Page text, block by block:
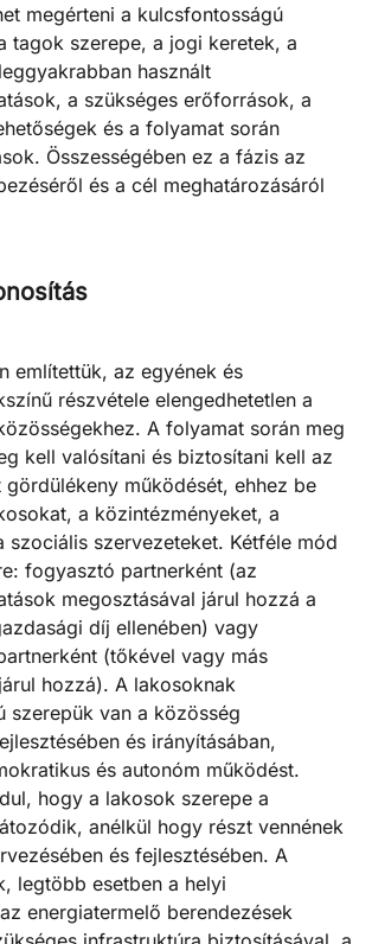
megérteni a kulcsfontosságú
tagok szerepe, a jogi keretek, a
használt
a szükséges erőforrások, a
és a folyamat során
Összességében ez a fázis az
és a cél meghatározásáról
említettük, az egyének és
részvétele elengedhetetlen a
A folyamat során meg
kell valósítani és biztosítani kell az
működését, ehhez be
a közintézményeket, a
szociális szervezeteket. Kétféle mód
fogyasztó partnerként (az
megosztásával járul hozzá a
díj ellenében) vagy
(tőkével vagy más
hozzá). A lakosoknak
szerepük van a közösség
és irányításában,
és autonóm működést.
hogy a lakosok szerepe a
anélkül hogy részt vennének
és fejlesztésében. A
legtöbb esetben a helyi
energiatermelő berendezések